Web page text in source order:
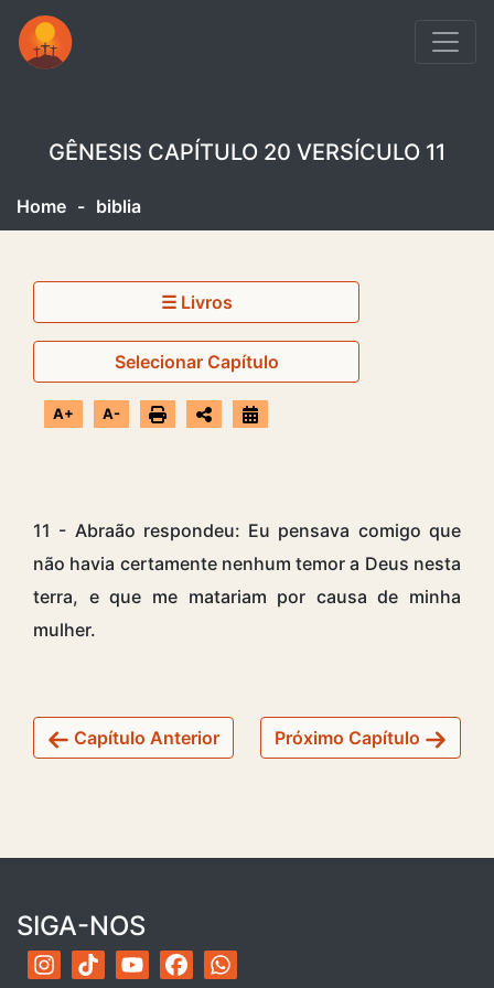
GÊNESIS CAPÍTULO 20 VERSÍCULO 11
Home - biblia
☰ Livros
Selecionar Capítulo
A+ A-
11 - Abraão respondeu: Eu pensava comigo que
não havia certamente nenhum temor a Deus nesta
terra, e que me matariam por causa de minha
mulher.
Capítulo Anterior Próximo Capítulo
SIGA-NOS